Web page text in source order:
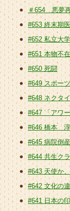
＃654 悪夢
#653 終末期
#652 私立大
#651 本物不
#650 死闘
#649 スポー
#648 ネクタ
#647 「アワ
#646 橋本 淳
#645 病院倒
#644 共生ク
#643 天使か
#642 文化の
#641 日本の